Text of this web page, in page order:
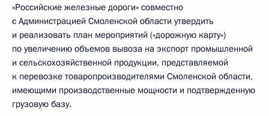
«Российские железные дороги» совместно
с Администрацией Смоленской области утвердить
и реализовать план мероприятий («дорожную карту»)
по увеличению объемов вывоза на экспорт промышленной
и сельскохозяйственной продукции, представляемой
к перевозке товаропроизводителями Смоленской области,
имеющими производственные мощности и подтвержденную
грузовую базу.